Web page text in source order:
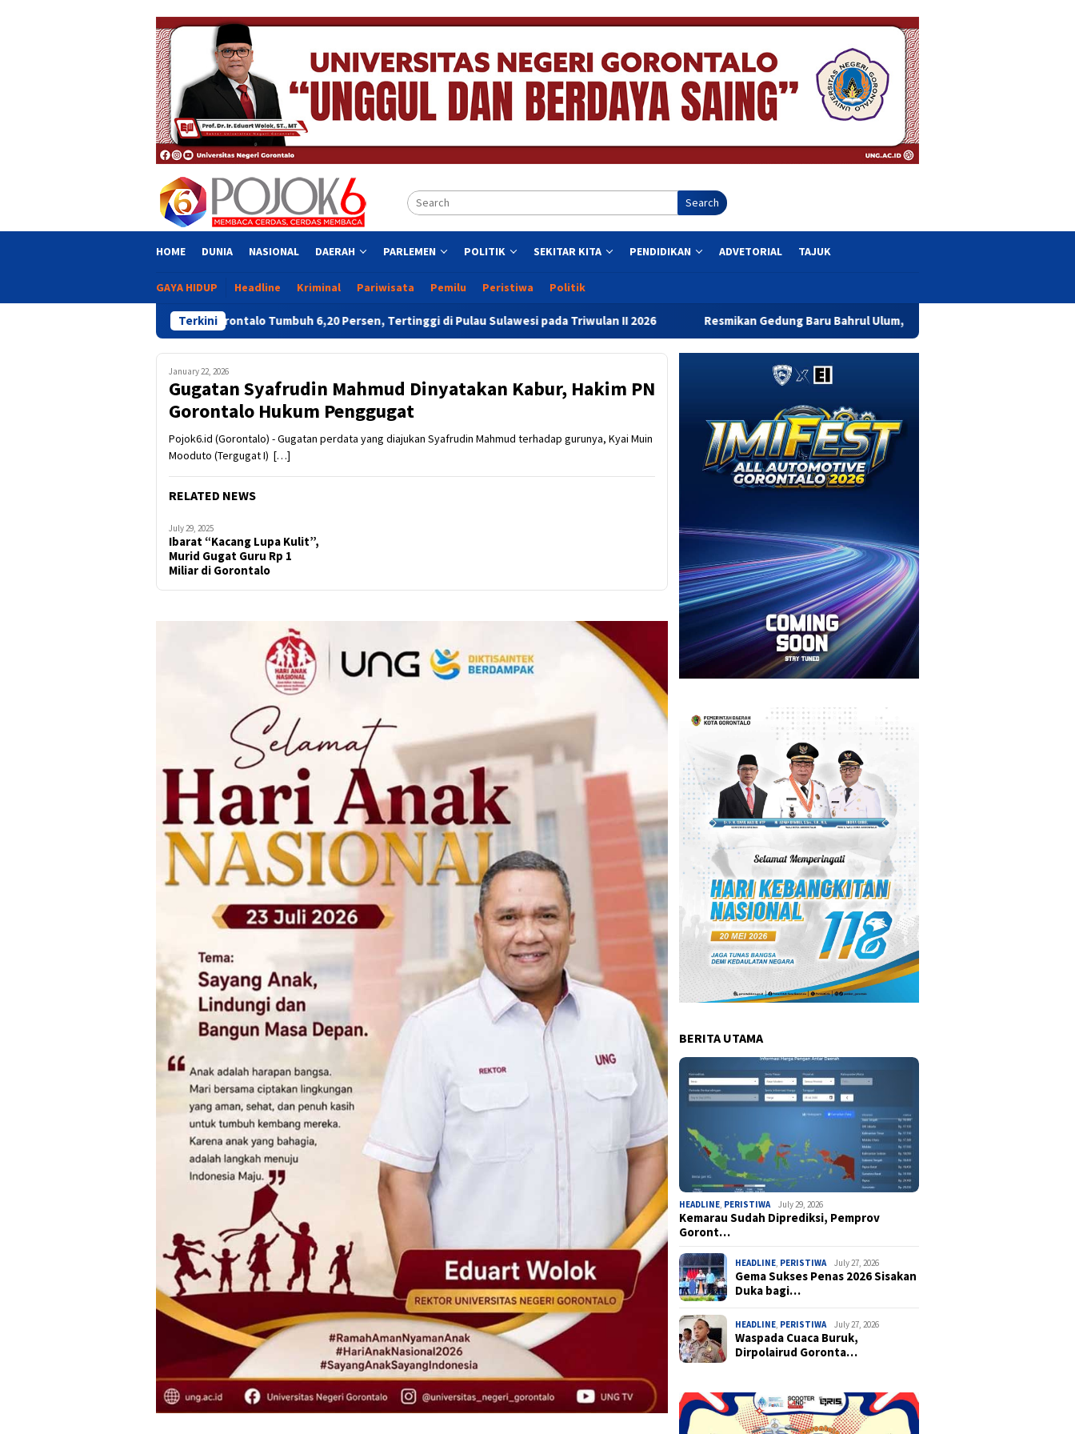
Search
HOME DUNIA NASIONAL DAERAH PARLEMEN POLITIK SEKITAR KITA PENDIDIKAN ADVETORIAL TAJUK
GAYA HIDUP Headline Kriminal Pariwisata Pemilu Peristiwa Politik
Terkini
Ekonomi Gorontalo Tumbuh 6,20 Persen, Tertinggi di Pulau Sulawesi pada Triwulan II 2026 Resmikan Gedung Baru Bahrul Ulum, Wagub Idah Dorong Peningkatan Mutu Pendidikan
January 22, 2026
Gugatan Syafrudin Mahmud Dinyatakan Kabur, Hakim PN
Gorontalo Hukum Penggugat
Pojok6.id (Gorontalo) - Gugatan perdata yang diajukan Syafrudin Mahmud terhadap gurunya, Kyai Muin
Mooduto (Tergugat I) […]
RELATED NEWS
July 29, 2025
Ibarat “Kacang Lupa Kulit”,
Murid Gugat Guru Rp 1
Miliar di Gorontalo
BERITA UTAMA
HEADLINE, PERISTIWA July 29, 2026
Kemarau Sudah Diprediksi, Pemprov
Goront…
HEADLINE, PERISTIWA July 27, 2026
Gema Sukses Penas 2026 Sisakan
Duka bagi…
HEADLINE, PERISTIWA July 27, 2026
Waspada Cuaca Buruk,
Dirpolairud Goronta…